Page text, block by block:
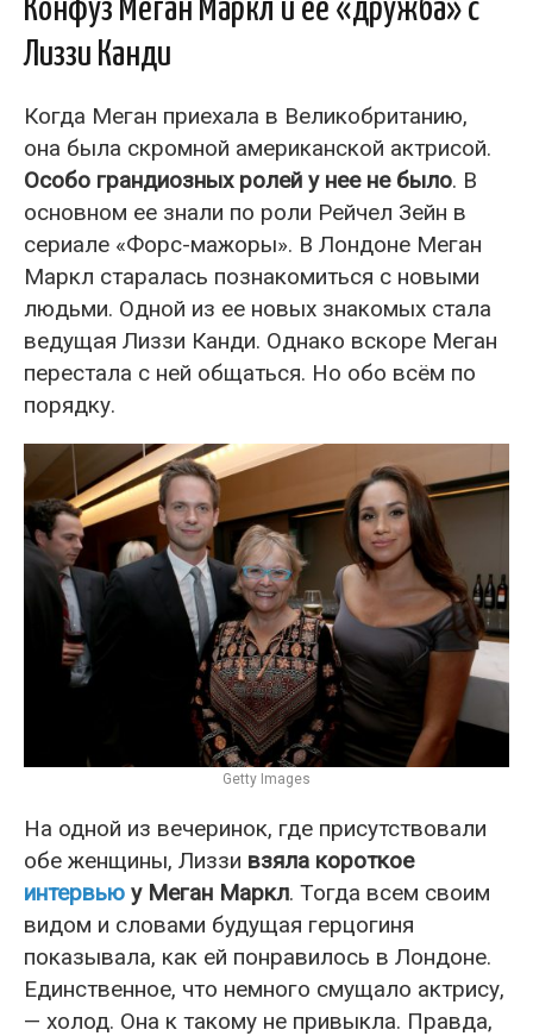
Конфуз Меган Маркл и ее «дружба» с
Лиззи Канди
Когда Меган приехала в Великобританию,
она была скромной американской актрисой.
Особо грандиозных ролей у нее не было. В
основном ее знали по роли Рейчел Зейн в
сериале «Форс-мажоры». В Лондоне Меган
Маркл старалась познакомиться с новыми
людьми. Одной из ее новых знакомых стала
ведущая Лиззи Канди. Однако вскоре Меган
перестала с ней общаться. Но обо всём по
порядку.
Getty Images
На одной из вечеринок, где присутствовали
обе женщины, Лиззи взяла короткое
интервью у Меган Маркл. Тогда всем своим
видом и словами будущая герцогиня
показывала, как ей понравилось в Лондоне.
Единственное, что немного смущало актрису,
— холод. Она к такому не привыкла. Правда,